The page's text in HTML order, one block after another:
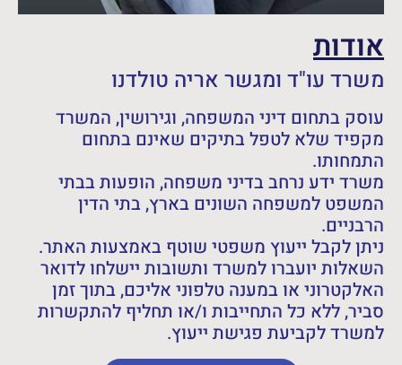
אודות
משרד עו"ד ומגשר אריה טולדנו
עוסק בתחום דיני המשפחה, וגירושין, המשרד
מקפיד שלא לטפל בתיקים שאינם בתחום
התמחותו.
משרד ידע נרחב בדיני משפחה, הופעות בבתי
המשפט למשפחה השונים בארץ, בתי הדין
הרבניים.
ניתן לקבל ייעוץ משפטי שוטף באמצעות האתר.
השאלות יועברו למשרד ותשובות יישלחו לדואר
האלקטרוני או במענה טלפוני אליכם, בתוך זמן
סביר, ללא כל התחייבות ו/או תחליף להתקשרות
למשרד לקביעת פגישת ייעוץ.